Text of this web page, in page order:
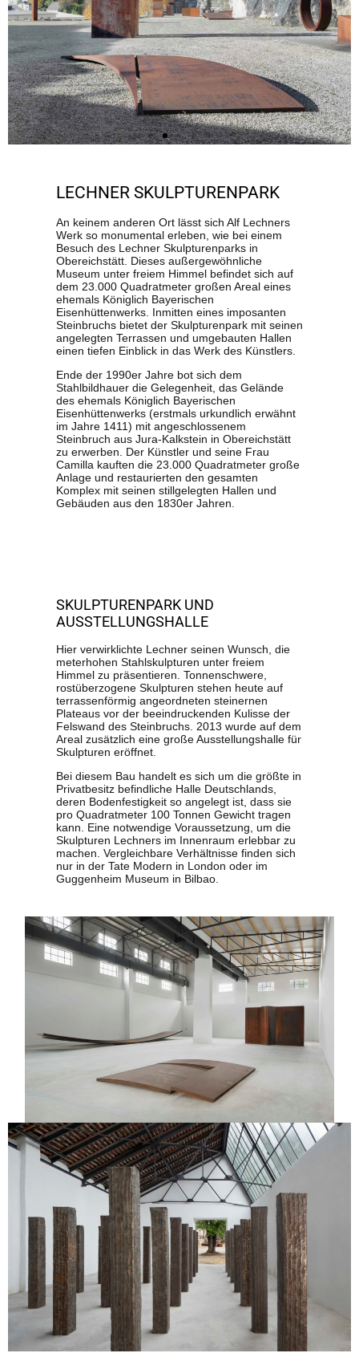
LECHNER SKULPTURENPARK
An keinem anderen Ort lässt sich Alf Lechners
Werk so monumental erleben, wie bei einem
Besuch des Lechner Skulpturenparks in
Obereichstätt. Dieses außergewöhnliche
Museum unter freiem Himmel befindet sich auf
dem 23.000 Quadratmeter großen Areal eines
ehemals Königlich Bayerischen
Eisenhüttenwerks. Inmitten eines imposanten
Steinbruchs bietet der Skulpturenpark mit seinen
angelegten Terrassen und umgebauten Hallen
einen tiefen Einblick in das Werk des Künstlers.
Ende der 1990er Jahre bot sich dem
Stahlbildhauer die Gelegenheit, das Gelände
des ehemals Königlich Bayerischen
Eisenhüttenwerks (erstmals urkundlich erwähnt
im Jahre 1411) mit angeschlossenem
Steinbruch aus Jura-Kalkstein in Obereichstätt
zu erwerben. Der Künstler und seine Frau
Camilla kauften die 23.000 Quadratmeter große
Anlage und restaurierten den gesamten
Komplex mit seinen stillgelegten Hallen und
Gebäuden aus den 1830er Jahren.
SKULPTURENPARK UND
AUSSTELLUNGSHALLE
Hier verwirklichte Lechner seinen Wunsch, die
meterhohen Stahlskulpturen unter freiem
Himmel zu präsentieren. Tonnenschwere,
rostüberzogene Skulpturen stehen heute auf
terrassenförmig angeordneten steinernen
Plateaus vor der beeindruckenden Kulisse der
Felswand des Steinbruchs. 2013 wurde auf dem
Areal zusätzlich eine große Ausstellungshalle für
Skulpturen eröffnet.
Bei diesem Bau handelt es sich um die größte in
Privatbesitz befindliche Halle Deutschlands,
deren Bodenfestigkeit so angelegt ist, dass sie
pro Quadratmeter 100 Tonnen Gewicht tragen
kann. Eine notwendige Voraussetzung, um die
Skulpturen Lechners im Innenraum erlebbar zu
machen. Vergleichbare Verhältnisse finden sich
nur in der Tate Modern in London oder im
Guggenheim Museum in Bilbao.